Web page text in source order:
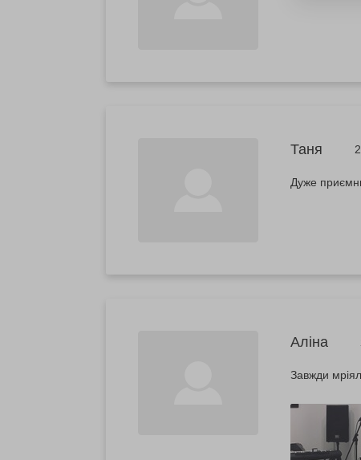
Таня
Дуже
Аліна
Завжди